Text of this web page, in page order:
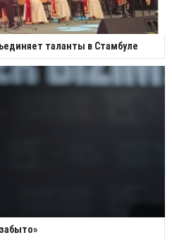
таланты в Стамбуле